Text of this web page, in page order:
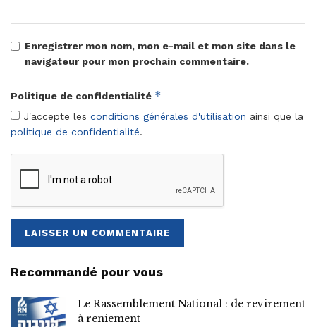
Enregistrer mon nom, mon e-mail et mon site dans le
navigateur pour mon prochain commentaire.
Politique de confidentialité *
J'accepte les conditions générales d'utilisation ainsi que la
politique de confidentialité.
Recommandé pour vous
Le Rassemblement National : de revirement
à reniement